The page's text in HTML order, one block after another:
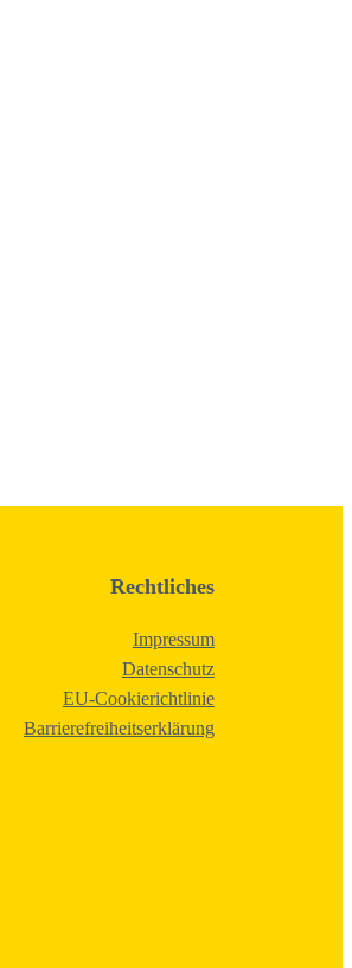
Rechtliches
Impressum
Datenschutz
EU-Cookierichtlinie
Barrierefreiheitserklärung